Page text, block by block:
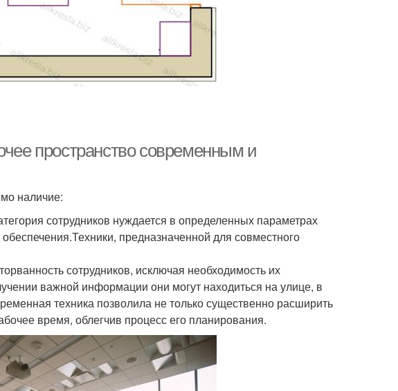
пространство современным и
наличие:
сотрудников нуждается в определенных параметрах
предназначенной для совместного
сотрудников, исключая необходимость их
важной информации они могут находиться на улице, в
техника позволила не только существенно расширить
время, облегчив процесс его планирования.